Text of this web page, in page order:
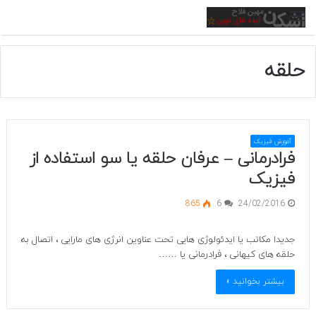
منو
حلقه
آموزش فیزیک
فرادرمانی – عرفان حلقه یا سو استفاده از
فیزیک
24/02/2016
6
865
جدیدا مکاتب یا ایدئولوژی هایی تحت عناوین انرژی های مارایی ، اتصال به
حلقه های کیهانی ، فرادرمانی یا ……
بیشتر بخوانید »